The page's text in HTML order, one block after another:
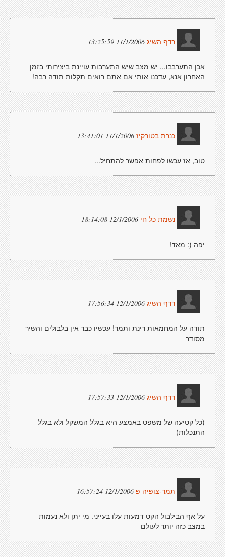
רדף השיג 11/1/2006 13:25:59
אכן התערבבו... יש מצב שיש התערבות עויינת ביצירותי בזמן
האחרון אנא, עדכנו אותי אם אתם רואים תקלות תודה רבה!
כנרת בטורקיז 11/1/2006 13:41:01
טוב, אז עכשו לפחות אפשר להתחיל...
נשמת כל חי 12/1/2006 18:14:08
יפה (: מאד!
רדף השיג 12/1/2006 17:56:34
תודה על המחמאות רינת ותמר! עכשיו כבר אין בלבולים והשיר
מסודר
רדף השיג 12/1/2006 17:57:33
(כל קטיעה של משפט באמצע היא בגלל המשקל ולא בגלל
התנכלות)
תמר-צופיה פ 12/1/2006 16:57:24
על אף הבילבול הקט דמעות עלו בעייני. מי יתן ולא נעמות
במצב כזה יותר לעולם